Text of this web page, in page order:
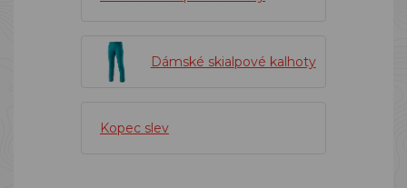
Dámské skialpové kalhoty
Kopec slev